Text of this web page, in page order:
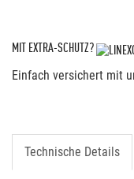
MIT EXTRA-SCHUTZ?
Einfach versichert mit
Technische Details